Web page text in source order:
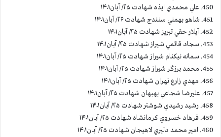
450. علي محمدي ايذه شهادت ۲۵/ آبان۱۴۰۱
451. شاهو بهمني سنندج شهادت ۲۶/ آبان۱۴۰۱
452. آيلار حقي تبريز شهادت ۲۵/ آبان۱۴۰۱
453. سجاد قائمي شيراز شهادت ۲۵/ آبان۱۴۰۱
454. سمانه نيكنام شيراز شهادت ۲۵/ آبان۱۴۰۱
455. محمد برزگر شيراز شهادت ۲۵/ آبان۱۴۰۱
456. مهدي زارع تهران شهادت ۲۵/ آبان۱۴۰۱
457. عليرضا شجاعي بهبهان شهادت ۲۵/ آبان۱۴۰۱
458. رشيد رشيدي شوشتر شهادت ۲۵/ آبان۱۴۰۱
459. فرهاد خسروي كرمانشاه شهادت ۲۵/ آبان۱۴۰۱
460. امير محمد دليري لاهيجان شهادت ۲۵/ آبان۱۴۰۱